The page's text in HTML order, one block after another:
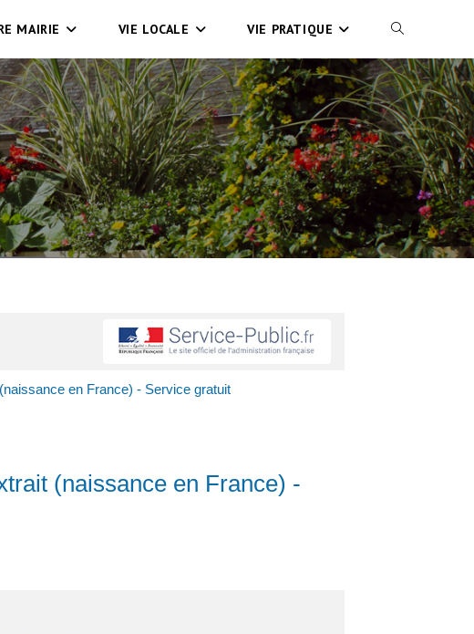
MAIRIE VIE LOCALE VIE PRATIQUE
en France) - Service gratuit
(naissance en France) -